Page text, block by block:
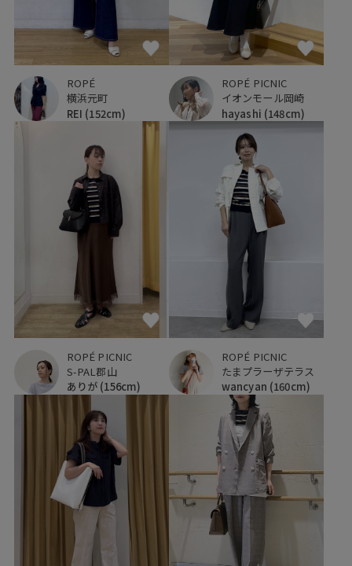
ROPÉ
横浜元町
REI (152cm)
ROPÉ PICNIC
イオンモール岡崎
hayashi (148cm)
ROPÉ PICNIC
S-PAL郡山
ありが (156cm)
ROPÉ PICNIC
たまプラーザテラス
wancyan (160cm)